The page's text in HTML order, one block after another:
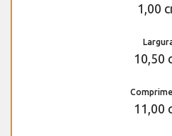
1,00
10,50
11,00